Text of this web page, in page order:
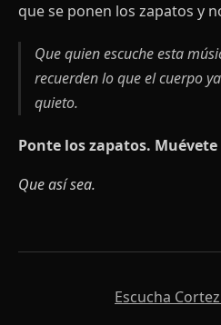
que se ponen los zapatos y
Que quien escuche esta
recuerden lo que el cuerpo
quieto.
Ponte los zapatos.
Que así sea.
Escucha